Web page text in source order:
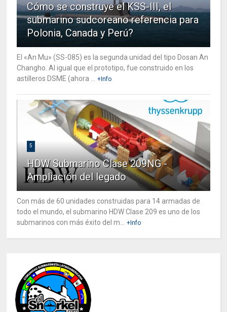
Cómo se construye el KSS-III, el
submarino sudcoreano referencia para
Polonia, Canada y Perú?
El «An Mu» (SS-085) es la segunda unidad del tipo Dosan An
Changho. Al igual que el prototipo, fue construido en los
astilleros DSME (ahora ... +Info
5
HDW Submarino Clase 209NG -
Ampliación del legado
Con más de 60 unidades construidas para 14 armadas de
todo el mundo, el submarino HDW Clase 209 es uno de los
submarinos con más éxito del m... +Info